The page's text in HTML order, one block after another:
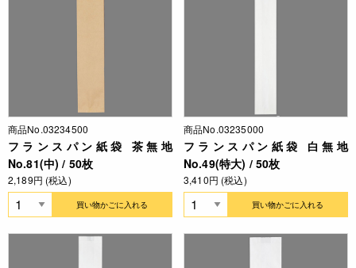
商品No.03234500
フランスパン紙袋 茶無地
No.81(中) / 50枚
2,189円 (税込)
買い物かごに入れる
商品No.03235000
フランスパン紙袋 白無地
No.49(特大) / 50枚
3,410円 (税込)
買い物かごに入れる